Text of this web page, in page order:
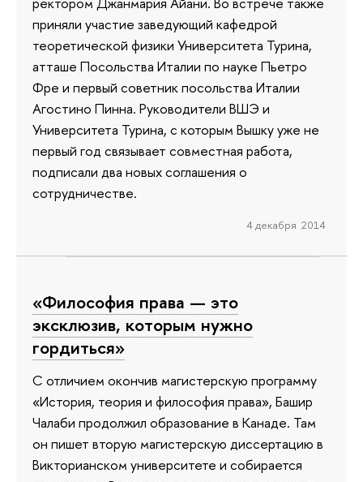
приняли участие заведующий кафедрой
теоретической физики Университета Турина,
атташе Посольства Италии по науке Пьетро
Фре и первый советник посольства Италии
Агостино Пинна. Руководители ВШЭ и
Университета Турина, с которым Вышку уже не
первый год связывает совместная работа,
подписали два новых соглашения о
сотрудничестве.
4 декабря 2014
«Философия права — это
эксклюзив, которым нужно
гордиться»
С отличием окончив магистерскую программу
«История, теория и философия права», Башир
Чалаби продолжил образование в Канаде. Там
он пишет вторую магистерскую диссертацию в
Викторианском университете и собирается